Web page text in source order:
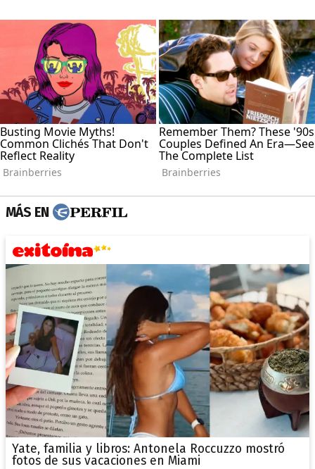
MÁS EN
Yate, familia y libros: Antonela Roccuzzo mostró
fotos de sus vacaciones en Miami